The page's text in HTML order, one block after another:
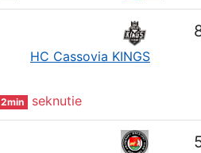
HC Cassovia KINGS
2min seknutie